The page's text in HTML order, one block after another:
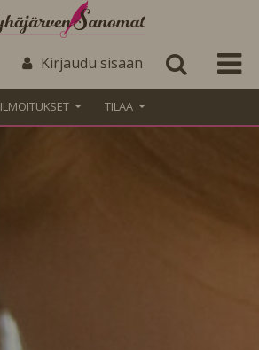
Kirjaudu sisään
ILMOITUKSET TILAA